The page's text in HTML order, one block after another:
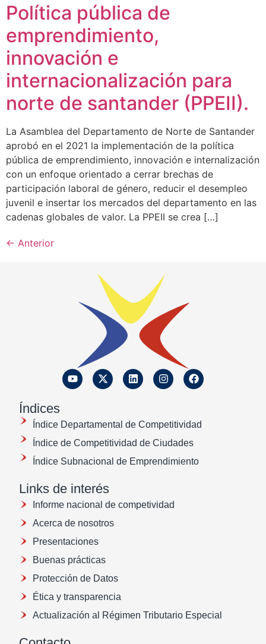
Política pública de
emprendimiento,
innovación e
internacionalización para
norte de santander (PPEII).
La Asamblea del Departamento de Norte de Santander
aprobó en el 2021 la implementación de la política
pública de emprendimiento, innovación e internalización
con un enfoque orientado a cerrar brechas de
participación laboral de género, reducir el desempleo
juvenil e insertar los mercados del departamento en las
cadenas globales de valor. La PPEII se crea […]
← Anterior
Índices
Índice Departamental de Competitividad
Índice de Competitividad de Ciudades
Índice Subnacional de Emprendimiento
Links de interés
Informe nacional de competividad
Acerca de nosotros
Presentaciones
Buenas prácticas
Protección de Datos
Ética y transparencia
Actualización al Régimen Tributario Especial